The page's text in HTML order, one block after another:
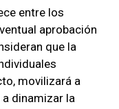
entre los
aprobación
que la
movilizará a
dinamizar la